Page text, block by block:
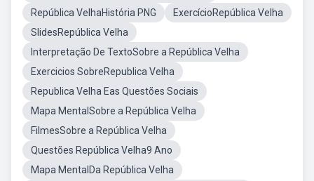
República VelhaHistória PNG
ExercícioRepública Velha
SlidesRepública Velha
Interpretação De TextoSobre a República Velha
Exercicios SobreRepublica Velha
Republica Velha Eas Questões Sociais
Mapa MentalSobre a República Velha
FilmesSobre a República Velha
Questões República Velha9 Ano
Mapa MentalDa República Velha